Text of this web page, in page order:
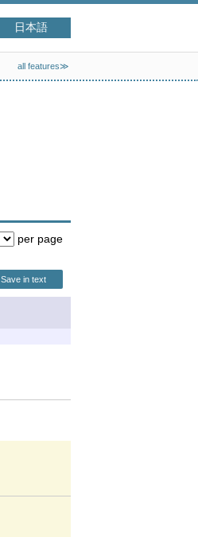
日本語
all features≫
per page
Save in text